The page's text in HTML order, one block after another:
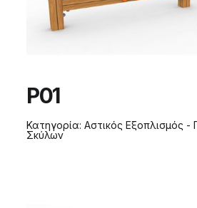
P01
Κατηγορία:Αστικός Εξοπλισμός
Σκύλων